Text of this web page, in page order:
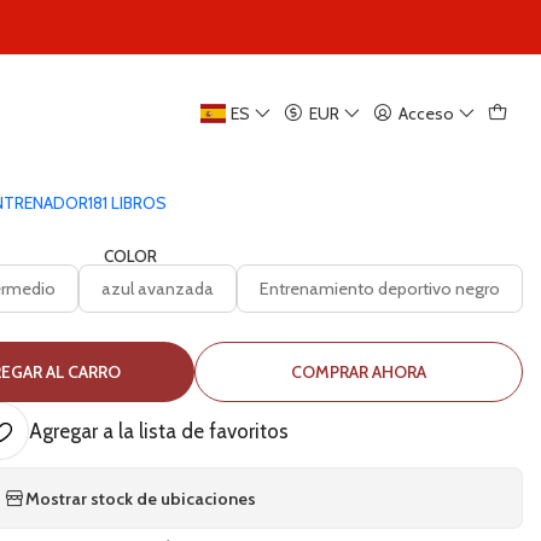
ES EUR Acceso
181 LIBROS
xtrainer mano
COLOR
azul avanzada Entrenamiento deportivo negro
AL CARRO COMPRAR AHORA
Agregar a la lista de favoritos
Mostrar stock de ubicaciones